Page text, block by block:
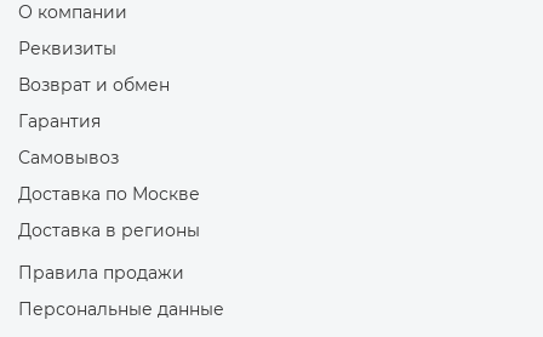
О компании
Реквизиты
Возврат и обмен
Гарантия
Самовывоз
Доставка по Москве
Доставка в регионы
Правила продажи
Персональные данные